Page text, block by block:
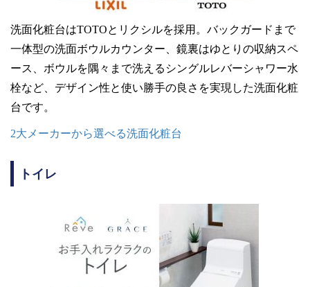
洗面化粧台はTOTOとリクシルを採用。バックガードまで
一体型の洗面ボウルカウンター、鏡裏はゆとりの収納スペ
ース、ボウルを隅々まで洗えるシングルレバーシャワー水
栓など、デザイン性と使い勝手の良さを実現した洗面化粧
台です。
2大メーカーから選べる洗面化粧台
トイレ